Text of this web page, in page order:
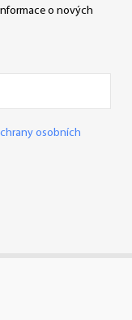
o nových
osobních